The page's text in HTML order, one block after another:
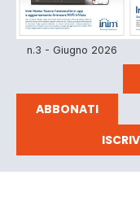
n.3 - Giugno 2026
ABBONATI